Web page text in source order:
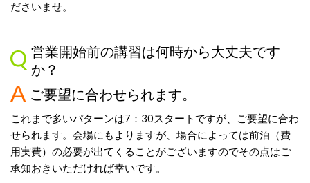
ださいませ。
営業開始前の講習は何時から大丈夫です
か？
ご要望に合わせられます。
これまで多いパターンは7 ： 30スタートですが、ご要望に合わ
せられます。会場にもよりますが、場合によっては前泊（費
用実費）の必要が出てくることがございますのでその点はご
承知おきいただければ幸いです。